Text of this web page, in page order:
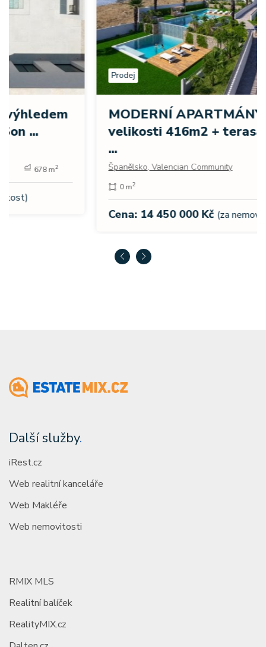
Prodej
MODERNÍ APARTMÁNY o
velikosti 416m2 + terasa - střecha
Španělsko, Valencian Community
2
Cena: 14 450 000 Kč(za nemovitost)
Další služby.
iRest.cz
Web realitní kanceláře
Web Makléře
Web nemovitosti
RMIX MLS
Realitní balíček
RealityMIX.cz